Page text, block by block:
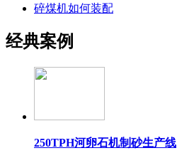
碎煤机如何装配
经典案例
250TPH河卵石机制砂生产线